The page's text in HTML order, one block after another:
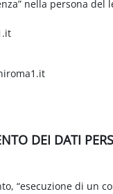
nella persona
DEI DATI
“esecuzione di